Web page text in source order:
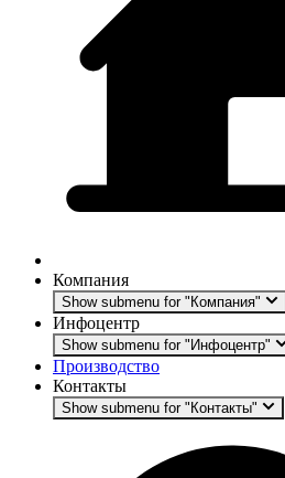
Компания
Show submenu for "Компания"
Инфоцентр
Show submenu for "Инфоцентр"
Производство
Контакты
Show submenu for "Контакты"